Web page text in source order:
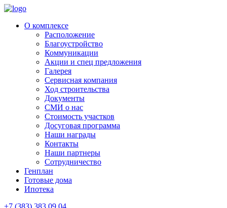
О комплексе
Расположение
Благоустройство
Коммуникации
Акции и спец предложения
Галерея
Сервисная компания
Ход строительства
Документы
СМИ о нас
Стоимость участков
Досуговая программа
Наши награды
Контакты
Наши партнеры
Сотрудничество
Генплан
Готовые дома
Ипотека
+7 (383) 383 09 04